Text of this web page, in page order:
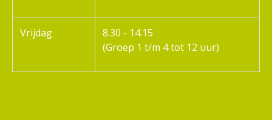
Vrijdag
8.30 - 14.15
(Groep 1 t/m 4 tot 12 uur)